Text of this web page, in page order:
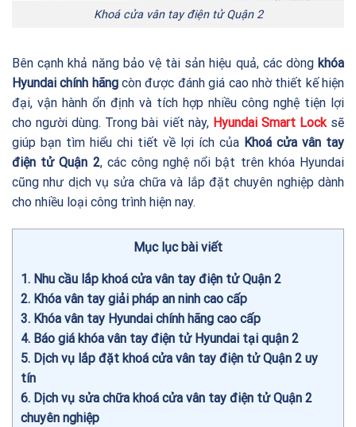
Khoá cửa vân tay điện tử Quận 2
Bên cạnh khả năng bảo vệ tài sản hiệu quả, các dòng khóa
Hyundai chính hãngcòn được đánh giá cao nhờ thiết kế hiện
đại, vận hành ổn định và tích hợp nhiều công nghệ tiện lợi
cho người dùng. Trong bài viết này, Hyundai Smart Lock sẽ
giúp bạn tìm hiểu chi tiết về lợi ích của Khoá cửa vân tay
điện tử Quận 2, các công nghệ nổi bật trên khóa Hyundai
cũng như dịch vụ sửa chữa và lắp đặt chuyên nghiệp dành
cho nhiều loại công trình hiện nay.
Mục lục bài viết
1
Nhu cầu lắp khoá cửa vân tay điện tử Quận 2
2 Khóa vân tay giải pháp an ninh cao cấp
3 Khóa vân tay Hyundai chính hãng cao cấp
4 Báo giá khóa vân tay điện tử Hyundai tại quận 2
5 Dịch vụ lắp đặt khoá cửa vân tay điện tử Quận 2 uy
tín
6 Dịch vụ sửa chữa khoá cửa vân tay điện tử Quận 2
chuyên nghiệp